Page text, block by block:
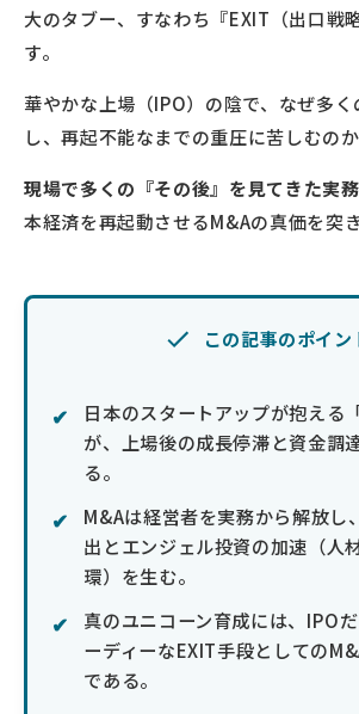
大のタブー、すなわち『EXIT（出口戦
す。
華やかな上場（IPO）の陰で、なぜ多
し、再起不能なまでの重圧に苦しむのか
現場で多くの『その後』を見てきた実
本経済を再起動させるM&Aの真価を突
この記事のポイン
日本のスタートアップが抱える
が、上場後の成長停滞と資金調
る。
M&Aは経営者を実務から解放し
出とエンジェル投資の加速（人
環）を生む。
真のユニコーン育成には、IPO
ーディーなEXIT手段としての
である。